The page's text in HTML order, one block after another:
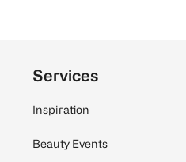
Services
Inspiration
Beauty Events